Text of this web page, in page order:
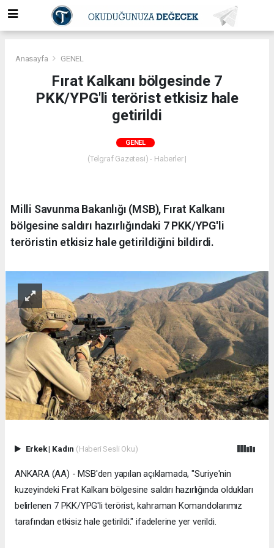
Anasayfa GENEL
Fırat Kalkanı bölgesinde 7
PKK/YPG'li terörist etkisiz hale
getirildi
GENEL
(Telgraf Gazetesi) - Haberler |
Milli Savunma Bakanlığı (MSB), Fırat Kalkanı
bölgesine saldırı hazırlığındaki 7 PKK/YPG'li
teröristin etkisiz hale getirildiğini bildirdi.
Erkek| Kadın (Haberi Sesli Oku)
ANKARA (AA) - MSB'den yapılan açıklamada, "Suriye'nin
kuzeyindeki Fırat Kalkanı bölgesine saldırı hazırlığında oldukları
belirlenen 7 PKK/YPG'li terörist, kahraman Komandolarımız
tarafından etkisiz hale getirildi." ifadelerine yer verildi.